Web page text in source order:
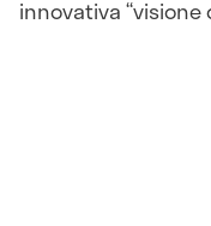
innovativa “visione